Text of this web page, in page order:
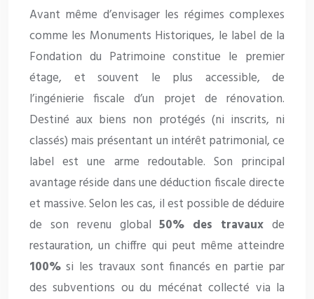
Avant même d’envisager les régimes complexes
comme les Monuments Historiques, le label de la
Fondation du Patrimoine constitue le premier
étage, et souvent le plus accessible, de
l’ingénierie fiscale d’un projet de rénovation.
Destiné aux biens non protégés (ni inscrits, ni
classés) mais présentant un intérêt patrimonial, ce
label est une arme redoutable. Son principal
avantage réside dans une déduction fiscale directe
et massive. Selon les cas, il est possible de déduire
de son revenu global50% des travaux de
restauration, un chiffre qui peut même atteindre
100% si les travaux sont financés en partie par
des subventions ou du mécénat collecté via la